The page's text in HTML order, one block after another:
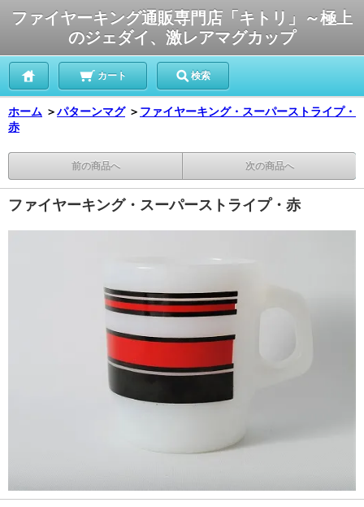
ファイヤーキング通販専門店「キトリ」～極上
のジェダイ、激レアマグカップ
カート 検索
ホーム ＞パターンマグ ＞ ファイヤーキング・スーパーストライプ・
赤
前の商品へ 次の商品へ
ファイヤーキング・スーパーストライプ・赤